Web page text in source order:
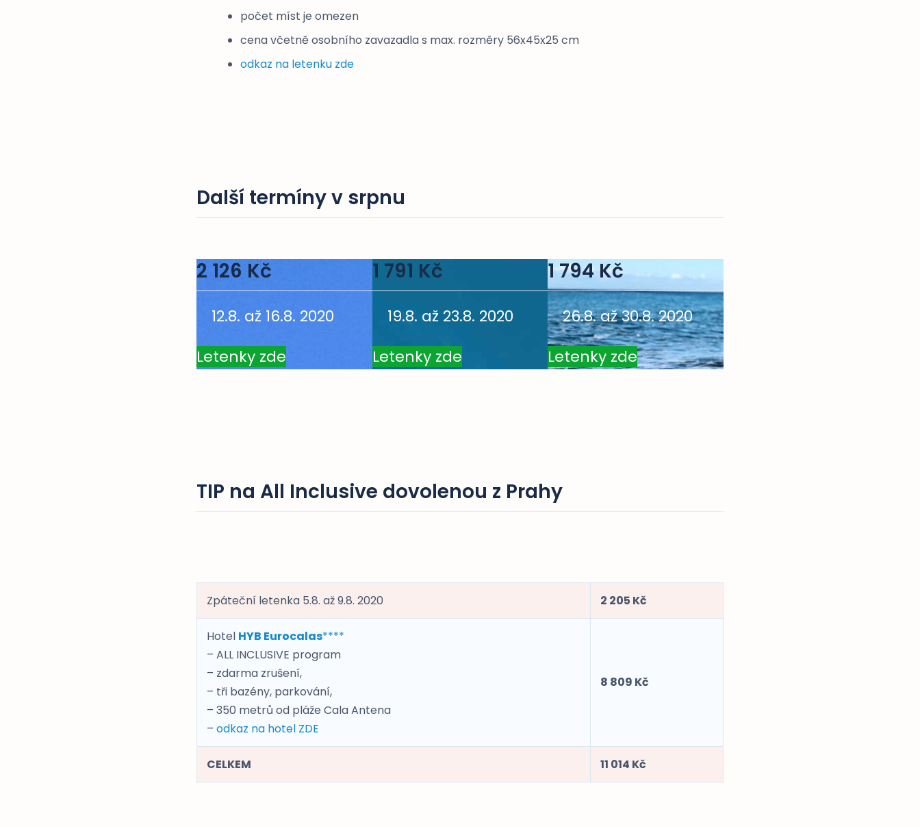
počet míst je omezen
cena včetně osobního zavazadla s max. rozměry 56x45x25 cm
odkaz na letenku zde
Další termíny v srpnu
2 126 Kč
12.8. až 16.8. 2020
Letenky zde
1 791 Kč
19.8. až 23.8. 2020
Letenky zde
1 794 Kč
26.8. až 30.8. 2020
Letenky zde
TIP na All Inclusive dovolenou z Prahy
Zpáteční letenka 5.8. až 9.8. 2020 2 205 Kč
Hotel HYB Eurocalas****
– ALL INCLUSIVE program
– zdarma zrušení,
– tři bazény, parkování,
– 350 metrů od pláže Cala Antena
– odkaz na hotel ZDE
8 809 Kč
CELKEM 11 014 Kč